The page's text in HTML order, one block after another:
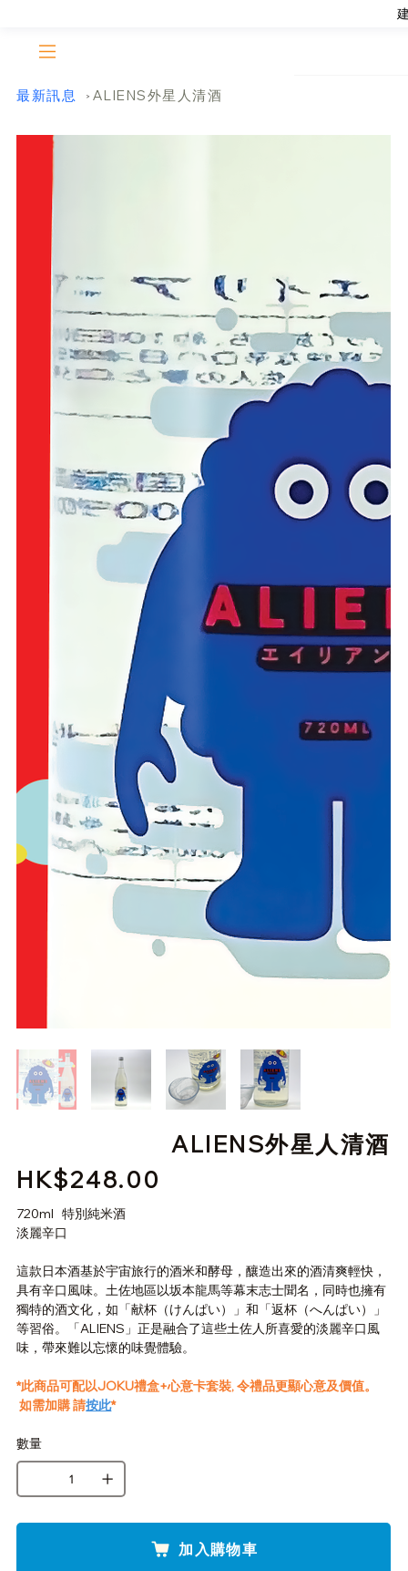
最新訊息 > ALIENS外星人清酒
ALIENS外星人清酒
價HK$248.00
720ml 特別純米酒
淡麗辛口
這款日本酒基於宇宙旅行的酒米和酵母，釀造出來的酒清爽輕快，
具有辛口風味。土佐地區以坂本龍馬等幕末志士聞名，同時也擁有
獨特的酒文化，如「献杯（けんぱい）」和「返杯（へんぱい）」
等習俗。「ALIENS 」正是融合了這些土佐人所喜愛的淡麗辛口風
味，帶來難以忘懷的味覺體驗。
*此商品可配以JOKU禮盒+心意卡套裝, 令禮品更顯心意及價值。
如需加購 請按此*
數量
加入購物車